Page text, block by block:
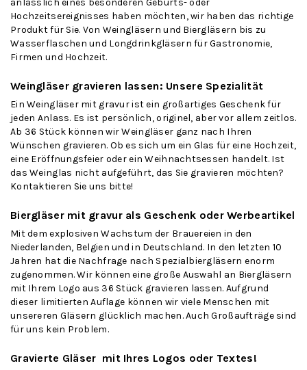
anlässlich eines besonderen Geburts- oder
Hochzeitsereignisses haben möchten, wir haben das richtige
Produkt für Sie. Von Weingläsern und Biergläsern bis zu
Wasserflaschen und Longdrinkgläsern für Gastronomie,
Firmen und Hochzeit.
Weingläser gravieren lassen: Unsere Spezialität
EinWeingläser mit gravurist ein großartiges Geschenk für
jeden Anlass. Es ist persönlich, originel, aber vor allem zeitlos.
Ab 36 Stück können wir Weingläser ganz nach Ihren
Wünschen gravieren. Ob es sich um ein Glas für eine Hochzeit,
eine Eröffnungsfeier oder ein Weihnachtsessen handelt. Ist
das Weinglas nicht aufgeführt, das Sie gravieren möchten?
Kontaktieren Sie uns bitte!
Biergläser mit gravur als Geschenk oder Werbeartikel
Mit dem explosiven Wachstum der Brauereien in den
Niederlanden, Belgien und in Deutschland. In den letzten 10
Jahren hat die Nachfrage nach Spezialbiergläsern enorm
zugenommen. Wir können eine große Auswahl an Biergläsern
mit Ihrem Logo aus 36 Stück gravieren lassen. Aufgrund
dieser limitierten Auflage können wir viele Menschen mit
unsereren Gläsern glücklich machen. Auch Großaufträge sind
für uns kein Problem.
Gravierte Gläser mit Ihres Logos oder Textes!